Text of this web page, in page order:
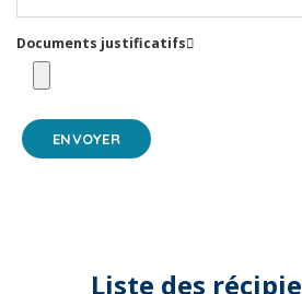
Documents justificatifs
ENVOYER
Liste des